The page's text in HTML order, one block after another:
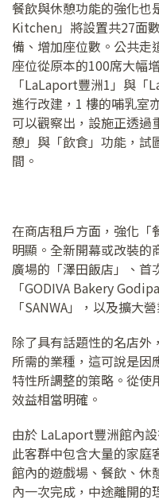
餐飲與休憩功能的強化也
Kitchen」將設置共27面
備、增加座位數。公共走
座位從原本的100席大幅
「LaLaport豐洲1」與
進行改建，1 樓的哺乳室
可以觀察出，設施正透過
憩」與「飲食」功能，試
間。
在商店租戶方面，強化「
明顯。全新開幕或改裝的
廣場的「澤田飯店」、首
「GODIVA Bakery
「SANWA」，以及擴大
除了具有話題性的名店外
所需的業種，這可說是因
特性所調整的策略。從使
效益相當明確。
由於 LaLaport豐洲館內
此客群中包含大量的家庭
館內的遊戲場、餐飲、休
內一次完成，中途離開的